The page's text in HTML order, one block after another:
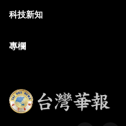
科技新知
專欄